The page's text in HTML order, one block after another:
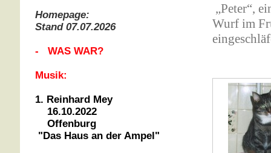
„Peter“,
Wurf im
Homepage:
Stand 07.07.2026
- WAS WAR?
Musik:
1. Reinhard Mey
16.10.2022
Offenburg
"Das Haus an der Ampel"